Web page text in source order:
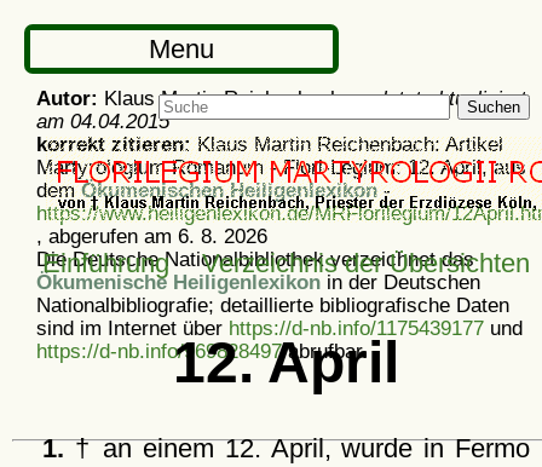
Menu
Suchen
Einführung Verzeichnis der Übersichten
12. April
1.† an einem 12. April, wurde in Fermo
Autor: Klaus Martin Reichenbach -zuletzt aktualisiert
am 04.04.2015
korrekt zitieren:Klaus Martin Reichenbach: Artikel
Martyrologium Romanum - Flori-Legium: 12. April, aus
demÖkumenischen Heiligenlexikon-
https://www.heiligenlexikon.de/MRFlorilegium/
, abgerufen am 6. 8. 2026
Die Deutsche Nationalbibliothek verzeichnet das
Ökumenische Heiligenlexikon in der Deutschen
Nationalbibliografie; detaillierte bibliografische Daten
sind im Internet über https://d-nb.info/1175439177 und
https://d-nb.info/969828497abrufbar.